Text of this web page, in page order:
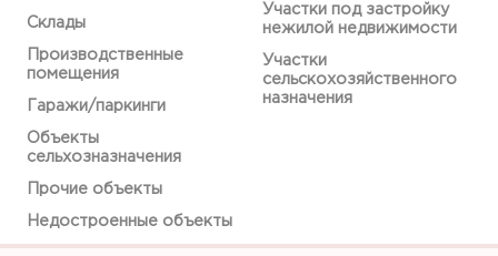
Склады
Производственные
помещения
Гаражи/паркинги
Объекты
сельхозназначения
Прочие объекты
Недостроенные объекты
Участки под застройку
нежилой недвижимости
Участки
сельскохозяйственного
назначения